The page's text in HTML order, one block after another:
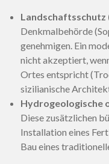
Landschaftsschutz
Denkmalbehörde
genehmigen. Ein
nicht akzeptiert,
Ortes entspricht
sizilianische
Hydrogeologische
Diese zusätzlichen
Installation eines
Bau eines